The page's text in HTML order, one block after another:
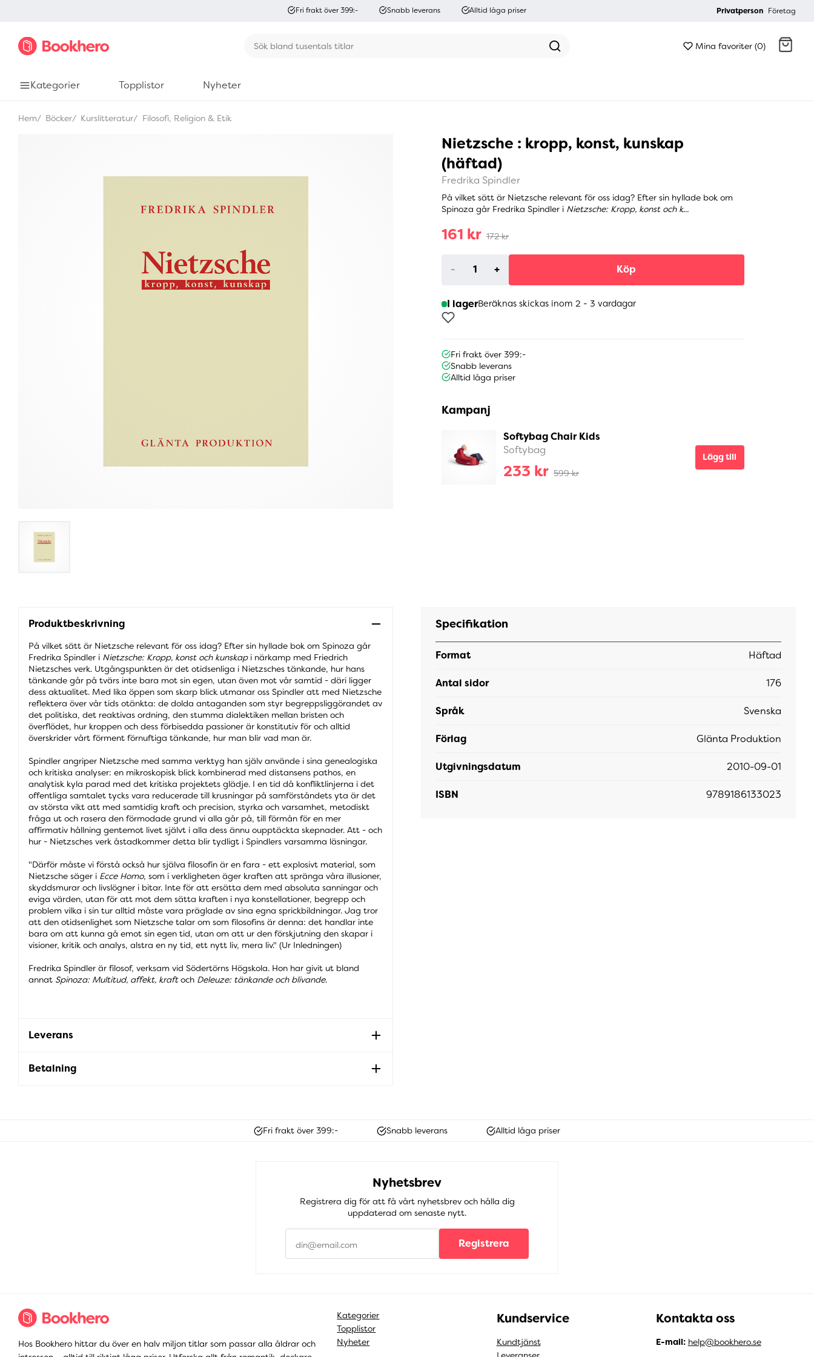
Fri frakt över 399:- Snabb leverans Alltid låga priser Privatperson Företag
Mina favoriter (0)
Kategorier Topplistor Nyheter
Hem Böcker Kurslitteratur Filosofi, Religion & Etik
Nietzsche : kropp, konst, kunskap
(häftad)
Fredrika Spindler
På vilket sätt är Nietzsche relevant för oss idag? Efter sin hyllade bok om
Spinoza går Fredrika Spindler i Nietzsche: Kropp, konst och k...
161 kr 172 kr
- + Köp
I lagerBeräknas skickas inom 2 - 3 vardagar
Fri frakt över 399:-
Snabb leverans
Alltid låga priser
Kampanj
Softybag Chair Kids
Softybag
233 kr 599 kr
Lägg till
Produktbeskrivning
På vilket sätt är Nietzsche relevant för oss idag? Efter sin hyllade bok om Spinoza går
Fredrika Spindler i Nietzsche: Kropp, konst och kunskapi närkamp med Friedrich
Nietzsches verk. Utgångspunkten är det otidsenliga i Nietzsches tänkande, hur hans
tänkande går på tvärs inte bara mot sin egen, utan även mot vår samtid - däri ligger
dess aktualitet. Med lika öppen som skarp blick utmanar oss Spindler att med Nietzsche
reflektera över vår tids otänkta: de dolda antaganden som styr begreppsliggörandet av
det politiska, det reaktivas ordning, den stumma dialektiken mellan bristen och
överflödet, hur kroppen och dess förbisedda passioner är konstitutiv för och alltid
överskrider vårt förment förnuftiga tänkande, hur man blir vad man är.
Spindler angriper Nietzsche med samma verktyg han själv använde i sina genealogiska
och kritiska analyser: en mikroskopisk blick kombinerad med distansens pathos, en
analytisk kyla parad med det kritiska projektets glädje. I en tid då konfliktlinjerna i det
offentliga samtalet tycks vara reducerade till krusningar på samförståndets yta är det
av största vikt att med samtidig kraft och precision, styrka och varsamhet, metodiskt
fråga ut och rasera den förmodade grund vi alla går på, till förmån för en mer
affirmativ hållning gentemot livet självt i alla dess ännu oupptäckta skepnader. Att - och
hur - Nietzsches verk åstadkommer detta blir tydligt i Spindlers varsamma läsningar.
"Därför måste vi förstå också hur själva filosofin är en fara - ett explosivt material, som
Nietzsche säger i Ecce Homo, som i verkligheten äger kraften att spränga våra illusioner,
skyddsmurar och livslögner i bitar. Inte för att ersätta dem med absoluta sanningar och
eviga värden, utan för att mot dem sätta kraften i nya konstellationer, begrepp och
problem vilka i sin tur alltid måste vara präglade av sina egna sprickbildningar. Jag tror
att den otidsenlighet som Nietzsche talar om som filosofins är denna: det handlar inte
bara om att kunna gå emot sin egen tid, utan om att ur den förskjutning den skapar i
visioner, kritik och analys, alstra en ny tid, ett nytt liv, mera liv." (Ur Inledningen)
Fredrika Spindler är filosof, verksam vid Södertörns Högskola. Hon har givit ut bland
annat Spinoza: Multitud, affekt, kraftoch Deleuze: tänkande och blivande.
Leverans
Betalning
Specifikation
Format Häftad
Antal sidor 176
Språk Svenska
Förlag Glänta Produktion
Utgivningsdatum 2010-09-01
ISBN 9789186133023
Fri frakt över 399:- Snabb leverans Alltid låga priser
Nyhetsbrev
Registrera dig för att få vårt nyhetsbrev och hålla dig
uppdaterad om senaste nytt.
Registrera
Hos Bookhero hittar du över en halv miljon titlar som passar alla åldrar och
Kategorier
Topplistor
Nyheter
Kundservice
Kundtjänst
Kontakta oss
E-mail: help@bookhero.se